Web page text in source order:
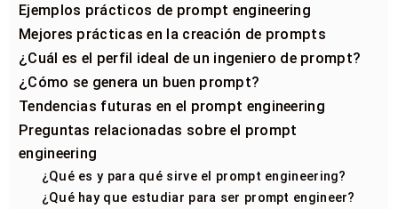
Ejemplos prácticos de prompt engineering
Mejores prácticas en la creación de prompts
¿Cuál es el perfil ideal de un ingeniero de prompt?
¿Cómo se genera un buen prompt?
Tendencias futuras en el prompt engineering
Preguntas relacionadas sobre el prompt
engineering
¿Qué es y para qué sirve el prompt engineering?
¿Qué hay que estudiar para ser prompt engineer?